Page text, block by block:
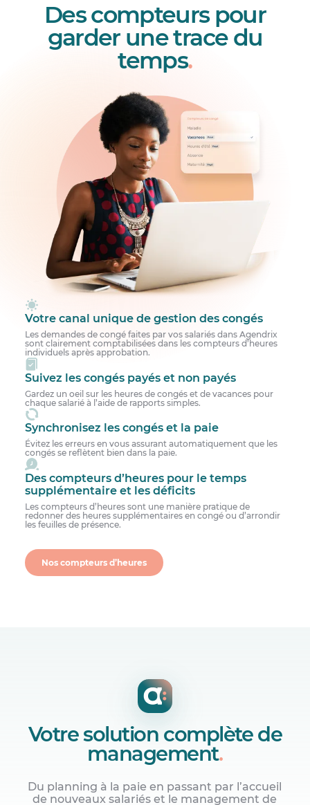
Des compteurs pour
garder une trace du
temps.
Votre canal unique de gestion des congés
Les demandes de congé faites par vos salariés dans Agendrix
sont clairement comptabilisées dans les compteurs d’heures
individuels après approbation.
Suivez les congés payés et non payés
Gardez un oeil sur les heures de congés et de vacances pour
chaque salarié à l’aide de rapports simples.
Synchronisez les congés et la paie
Évitez les erreurs en vous assurant automatiquement que les
congés se reflètent bien dans la paie.
Des compteurs d’heures pour le temps
supplémentaire et les déficits
Les compteurs d’heures sont une manière pratique de
redonner des heures supplémentaires en congé ou d’arrondir
les feuilles de présence.
Nos compteurs d’heures
Votre solution complète de
management.
Du planning à la paie en passant par l’accueil
de nouveaux salariés et le management de